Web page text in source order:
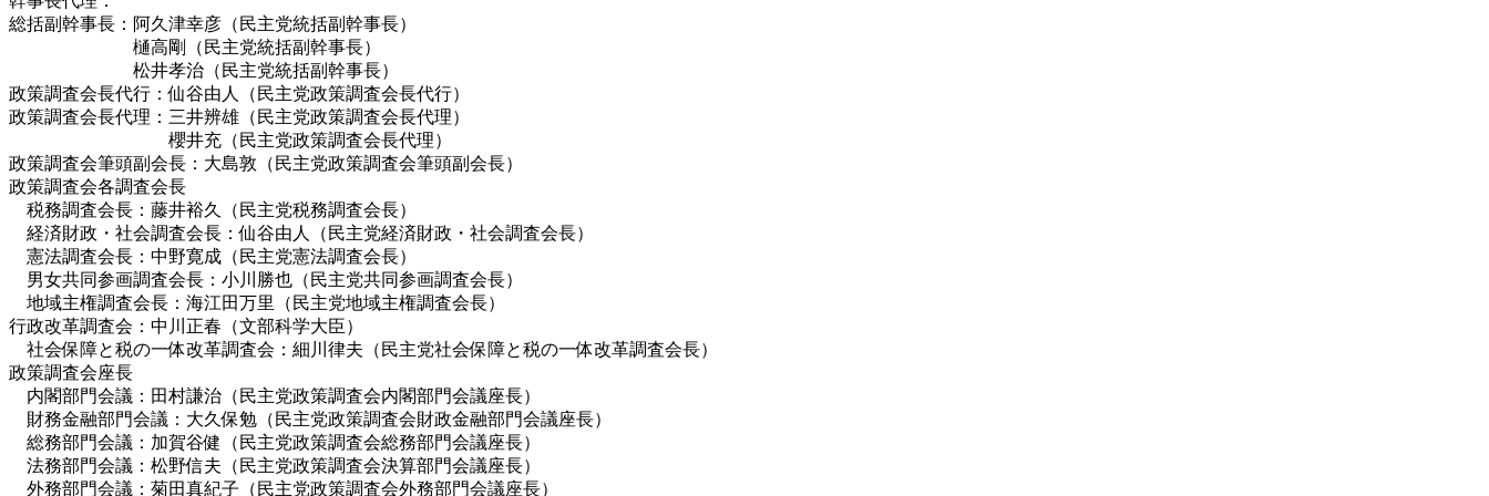
総括副幹事長：阿久津幸彦（民主党統括副幹事長）
樋高剛（民主党統括副幹事長）
松井孝治（民主党統括副幹事長）
政策調査会長代行：仙谷由人（民主党政策調査会長代行）
政策調査会長代理：三井辨雄（民主党政策調査会長代理）
櫻井充（民主党政策調査会長代理）
政策調査会筆頭副会長：大島敦（民主党政策調査会筆頭副会長）
政策調査会各調査会長
税務調査会長：藤井裕久（民主党税務調査会長）
経済財政・社会調査会長：仙谷由人（民主党経済財政・社会調査会長）
憲法調査会長：中野寛成（民主党憲法調査会長）
男女共同参画調査会長：小川勝也（民主党共同参画調査会長）
地域主権調査会長：海江田万里（民主党地域主権調査会長）
行政改革調査会：中川正春（文部科学大臣）
社会保障と税の一体改革調査会：細川律夫（民主党社会保障と税の一体改革調査会長）
政策調査会座長
内閣部門会議：田村謙治（民主党政策調査会内閣部門会議座長）
財務金融部門会議：大久保勉（民主党政策調査会財政金融部門会議座長）
総務部門会議：加賀谷健（民主党政策調査会総務部門会議座長）
法務部門会議：松野信夫（民主党政策調査会決算部門会議座長）
外務部門会議：菊田真紀子（民主党政策調査会外務部門会議座長）